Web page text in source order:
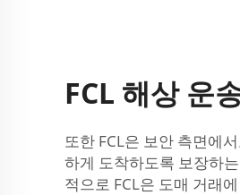
FCL 해상 운
또한 FCL은 보안 측면에
하게 도착하도록 보장하
적으로 FCL은 도매 거래